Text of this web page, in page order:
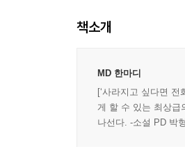
책소개
MD 한마디
[‘사라지고 싶다면
게 할 수 있는 최상급
나선다. -소설 PD 박